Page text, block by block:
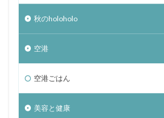
秋のholoholo
空港
空港ごはん
美容と健康